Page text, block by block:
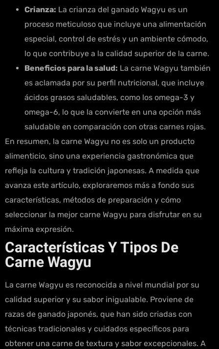
Crianza: La crianza del ganado Wagyu es un
proceso meticuloso que incluye una alimentación
especial, control de estrés y un ambiente cómodo,
lo que contribuye a la calidad superior de la carne.
Beneficios para la salud: La carne Wagyu también
es aclamada por su perfil nutricional, que incluye
ácidos grasos saludables, como los omega-3 y
omega-6, lo que la convierte en una opción más
saludable en comparación con otras carnes rojas.
En resumen, la carne Wagyu no es solo un producto
alimenticio, sino una experiencia gastronómica que
refleja la cultura y tradición japonesas. A medida que
avanza este artículo, exploraremos más a fondo sus
características, métodos de preparación y cómo
seleccionar la mejor carne Wagyu para disfrutar en su
máxima expresión.
Características Y Tipos De
Carne Wagyu
La carne Wagyu es reconocida a nivel mundial por su
calidad superior y su sabor inigualable. Proviene de
razas de ganado japonés, que han sido criadas con
técnicas tradicionales y cuidados específicos para
obtener una carne de textura y sabor excepcionales. A